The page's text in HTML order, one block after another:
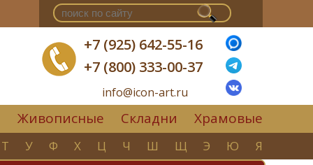
+7 (925) 642-55-16
+7 (800) 333-00-37
info@icon-art.ru
Живописные Складни Храмовые
Т У Ф Х Ц Ч Ш Щ Э Ю Я